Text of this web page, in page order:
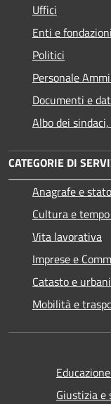
Uffici
Enti e fondazioni
Politici
Personale
Documenti e
Albo dei
CATEGORIE DI
Anagrafe e
Cultura e
Vita lavorativa
Imprese e
Catasto e
Mobilità e
Giustizia e